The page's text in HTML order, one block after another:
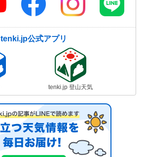
tenki.jp公式アプリ
tenki.jp 登山天気